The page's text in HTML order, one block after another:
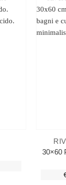
30×60